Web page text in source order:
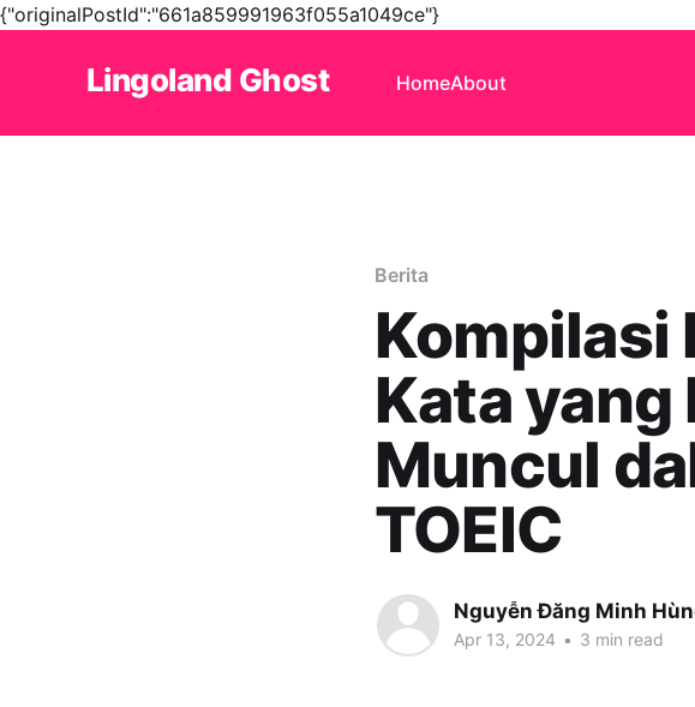
{"originalPostId":"661a859991963f055a1049ce"}
Lingoland Ghost HomeAbout
Berita
Kompilasi
Kata yang
Muncul
TOEIC
Nguyễn Đăng Minh
Apr 13, 2024 • 3 min read